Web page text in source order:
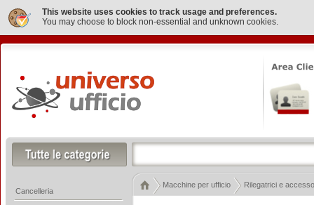
This website uses cookies to track usage and preferences.
You may choose to block non-essential and unknown cookies.
Macchine per ufficio Rilegatrici e
Cancelleria